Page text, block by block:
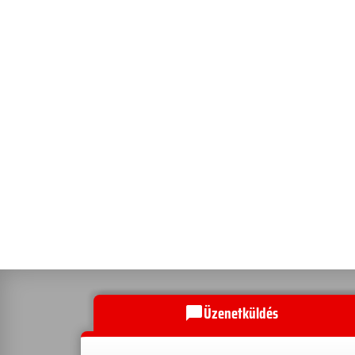
chat_bubbleÜzenetküldés